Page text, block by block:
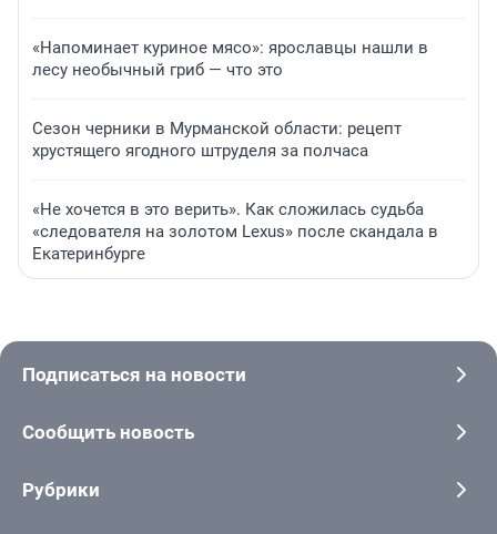
«Напоминает куриное мясо»: ярославцы нашли в
лесу необычный гриб — что это
Сезон черники в Мурманской области: рецепт
хрустящего ягодного штруделя за полчаса
«Не хочется в это верить». Как сложилась судьба
«следователя на золотом Lexus» после скандала в
Екатеринбурге
Подписаться на новости
Сообщить новость
Рубрики